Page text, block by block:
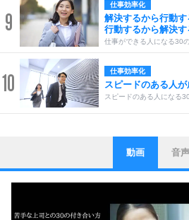
9
仕事効率化
解決するから行動す
行動するから解決す
仕事ができる人になる30
10 仕事効率化
スピードのある人が
スピードのある人になる
1
ストレス対策
他人と比べない。
いっそのこと、他
いらいらしない人になる
動画 音声